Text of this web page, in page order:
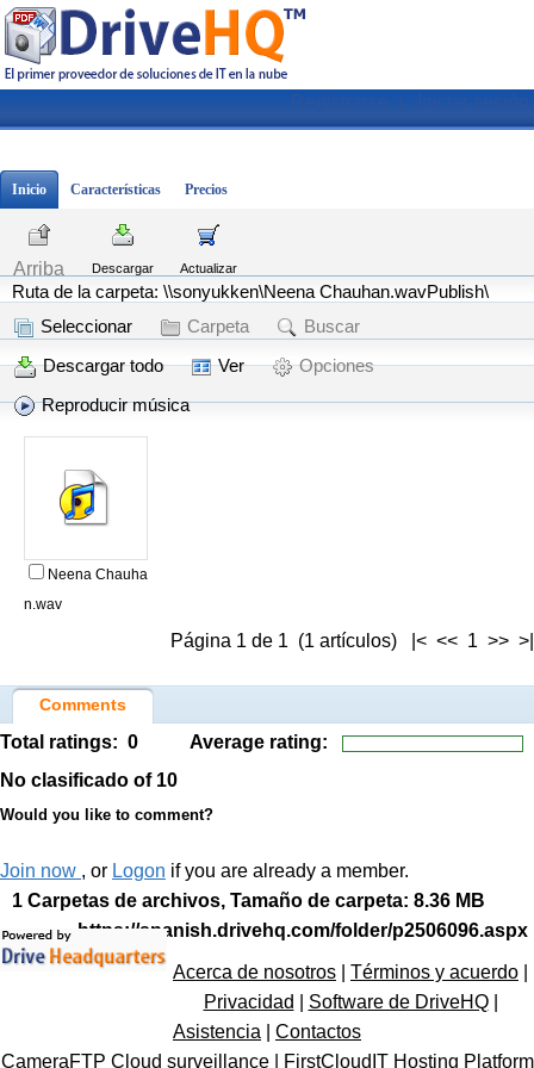
Registrarse Iniciar sesión
Inicio Características Precios
Arriba Descargar Actualizar
Ruta de la carpeta: \\sonyukken\Neena Chauhan.wavPublish\
Seleccionar
Carpeta
Buscar
Descargar todo
Ver
Opciones
Reproducir música
Neena Chauha
n.wav
Página 1 de 1 (1 artículos) |< << 1 >> >|
Comments
Total ratings: 0
Average rating:
No clasificado of 10
Would you like to comment?
Join now , or Logon if you are already a member.
1 Carpetas de archivos, Tamaño de carpeta: 8.36 MB
https://spanish.drivehq.com/folder/p2506096.aspx
Acerca de nosotros Términos y acuerdo
Privacidad
Software de DriveHQ|
Asistencia
Contactos
CameraFTP Cloud surveillance| FirstCloudIT Hosting Platform